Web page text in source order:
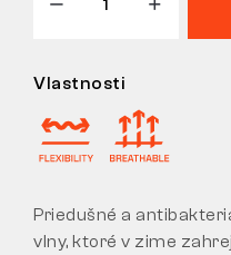
Vlastnosti
Priedušné a
vlny, ktoré v zime